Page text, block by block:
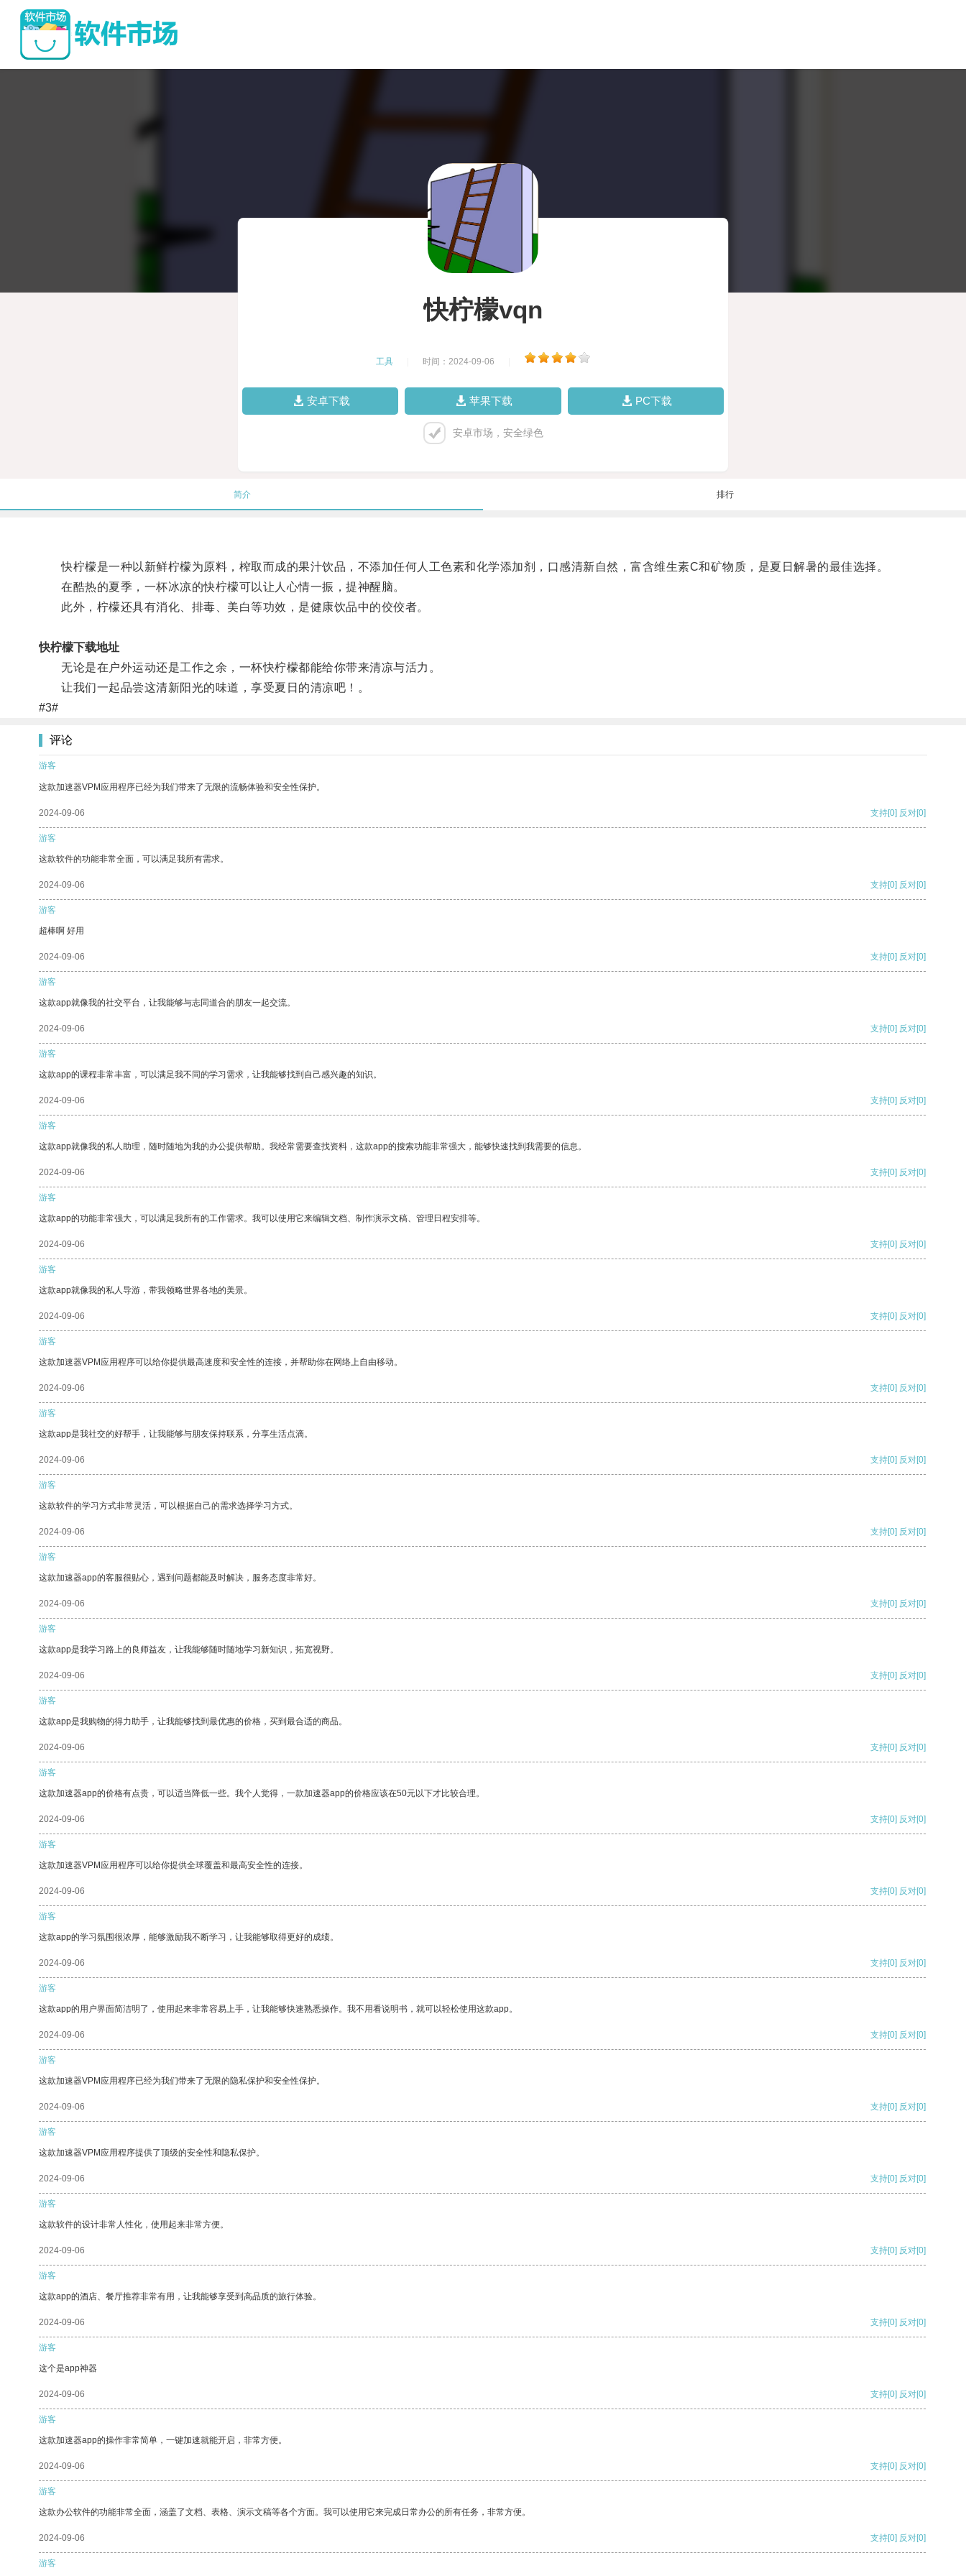
快柠檬vqn
工具 时间：2024-09-06
安卓下载 苹果下载 PC下载
安卓市场，安全绿色
简介 排行
快柠檬是一种以新鲜柠檬为原料，榨取而成的果汁饮品，不添加任何人工色素和化学添加剂，口感清新自然，富含维生素C和矿物质，是夏日解暑的最佳选择。
在酷热的夏季，一杯冰凉的快柠檬可以让人心情一振，提神醒脑。
此外，柠檬还具有消化、排毒、美白等功效，是健康饮品中的佼佼者。
快柠檬下载地址
无论是在户外运动还是工作之余，一杯快柠檬都能给你带来清凉与活力。
让我们一起品尝这清新阳光的味道，享受夏日的清凉吧！。
#3#
评论
游客
这款加速器VPM应用程序已经为我们带来了无限的流畅体验和安全性保护。
2024-09-06 支持[0] 反对[0]
游客
这款软件的功能非常全面，可以满足我所有需求。
2024-09-06 支持[0] 反对[0]
游客
超棒啊 好用
2024-09-06 支持[0] 反对[0]
游客
这款app就像我的社交平台，让我能够与志同道合的朋友一起交流。
2024-09-06 支持[0] 反对[0]
游客
这款app的课程非常丰富，可以满足我不同的学习需求，让我能够找到自己感兴趣的知识。
2024-09-06 支持[0] 反对[0]
游客
这款app就像我的私人助理，随时随地为我的办公提供帮助。我经常需要查找资料，这款app的搜索功能非常强大，能够快速找到我需要的信息。
2024-09-06 支持[0] 反对[0]
游客
这款app的功能非常强大，可以满足我所有的工作需求。我可以使用它来编辑文档、制作演示文稿、管理日程安排等。
2024-09-06 支持[0] 反对[0]
游客
这款app就像我的私人导游，带我领略世界各地的美景。
2024-09-06 支持[0] 反对[0]
游客
这款加速器VPM应用程序可以给你提供最高速度和安全性的连接，并帮助你在网络上自由移动。
2024-09-06 支持[0] 反对[0]
游客
这款app是我社交的好帮手，让我能够与朋友保持联系，分享生活点滴。
2024-09-06 支持[0] 反对[0]
游客
这款软件的学习方式非常灵活，可以根据自己的需求选择学习方式。
2024-09-06 支持[0] 反对[0]
游客
这款加速器app的客服很贴心，遇到问题都能及时解决，服务态度非常好。
2024-09-06 支持[0] 反对[0]
游客
这款app是我学习路上的良师益友，让我能够随时随地学习新知识，拓宽视野。
2024-09-06 支持[0] 反对[0]
游客
这款app是我购物的得力助手，让我能够找到最优惠的价格，买到最合适的商品。
2024-09-06 支持[0] 反对[0]
游客
这款加速器app的价格有点贵，可以适当降低一些。我个人觉得，一款加速器app的价格应该在50元以下才比较合理。
2024-09-06 支持[0] 反对[0]
游客
这款加速器VPM应用程序可以给你提供全球覆盖和最高安全性的连接。
2024-09-06 支持[0] 反对[0]
游客
这款app的学习氛围很浓厚，能够激励我不断学习，让我能够取得更好的成绩。
2024-09-06 支持[0] 反对[0]
游客
这款app的用户界面简洁明了，使用起来非常容易上手，让我能够快速熟悉操作。我不用看说明书，就可以轻松使用这款app。
2024-09-06 支持[0] 反对[0]
游客
这款加速器VPM应用程序已经为我们带来了无限的隐私保护和安全性保护。
2024-09-06 支持[0] 反对[0]
游客
这款加速器VPM应用程序提供了顶级的安全性和隐私保护。
2024-09-06 支持[0] 反对[0]
游客
这款软件的设计非常人性化，使用起来非常方便。
2024-09-06 支持[0] 反对[0]
游客
这款app的酒店、餐厅推荐非常有用，让我能够享受到高品质的旅行体验。
2024-09-06 支持[0] 反对[0]
游客
这个是app神器
2024-09-06 支持[0] 反对[0]
游客
这款加速器app的操作非常简单，一键加速就能开启，非常方便。
2024-09-06 支持[0] 反对[0]
游客
这款办公软件的功能非常全面，涵盖了文档、表格、演示文稿等各个方面。我可以使用它来完成日常办公的所有任务，非常方便。
2024-09-06 支持[0] 反对[0]
游客